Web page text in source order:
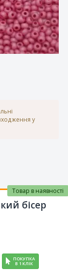
у
бісер
Товар в наявності
ПОКУПКА
В 1 КЛІК